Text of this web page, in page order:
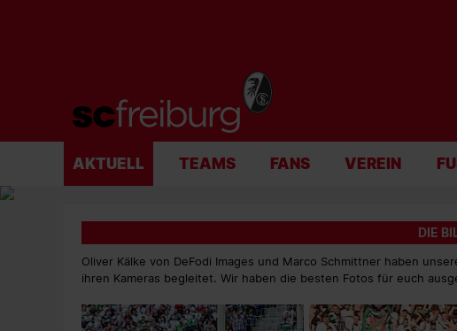
AKTUELL TEAMS FANS VEREIN
DIE
Oliver Kälke von DeFodi Images und Marco Schmittner haben
ihren Kameras begleitet. Wir haben die besten Fotos für euch